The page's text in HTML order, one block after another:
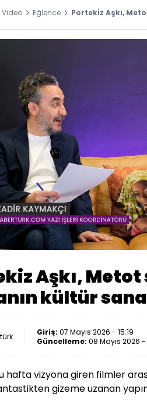
Video Eğlence
Portekiz Aşkı,
Aşkı,
kültür
Giriş: 07 Mayıs 2026 - 15:19
Güncelleme: 08 Mayıs 2026
hafta vizyona giren filmler
gizeme uzanan